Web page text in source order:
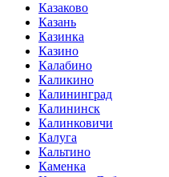
Казаково
Казань
Казинка
Казино
Калабино
Каликино
Калининград
Калининск
Калинковичи
Калуга
Кальтино
Каменка